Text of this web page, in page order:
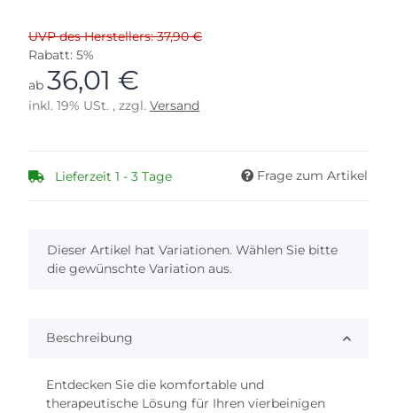
UVP des Herstellers: 37,90 €
Rabatt: 5%
ab 36,01 €
inkl. 19% USt. , zzgl. Versand
Lieferzeit 1 - 3 Tage Frage zum Artikel
x
Dieser Artikel hat Variationen. Wählen Sie bitte
die gewünschte Variation aus.
Beschreibung
Entdecken Sie die komfortable und
therapeutische Lösung für Ihren vierbeinigen